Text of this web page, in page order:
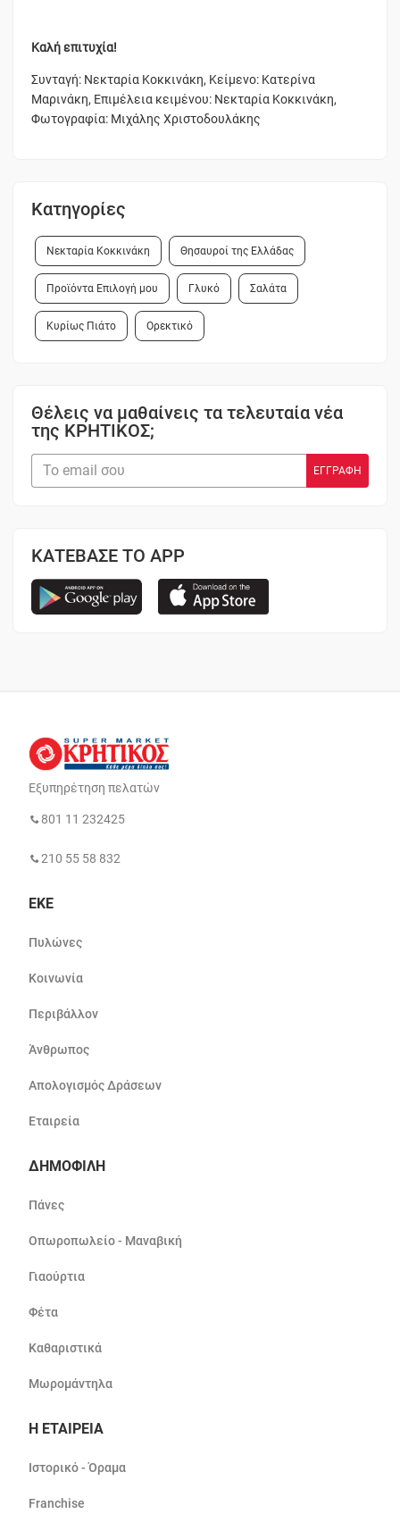
Καλή επιτυχία!
Συνταγή: Νεκταρία Κοκκινάκη, Κείμενο: Κατερίνα
Μαρινάκη, Επιμέλεια κειμένου: Νεκταρία Κοκκινάκη,
Φωτογραφία: Μιχάλης Χριστοδουλάκης
Κατηγορίες
Νεκταρία Κοκκινάκη Θησαυροί της Ελλάδας
Προϊόντα Επιλογή μου Γλυκό Σαλάτα
Κυρίως Πιάτο Ορεκτικό
Θέλεις να μαθαίνεις τα τελευταία νέα
της ΚΡΗΤΙΚΟΣ;
ΚΑΤΕΒΑΣΕ ΤΟ APP
Εξυπηρέτηση πελατών
801 11 232425
210 55 58 832
ΕΚΕ
Πυλώνες
Κοινωνία
Περιβάλλον
Άνθρωπος
Απολογισμός Δράσεων
Εταιρεία
ΔΗΜΟΦΙΛΗ
Πάνες
Οπωροπωλείο - Μαναβική
Γιαούρτια
Φέτα
Καθαριστικά
Μωρομάντηλα
Η ΕΤΑΙΡΕΙΑ
Ιστορικό - Όραμα
Franchise